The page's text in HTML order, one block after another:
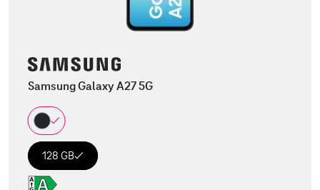
Samsung Galaxy A27 5G
128 GB